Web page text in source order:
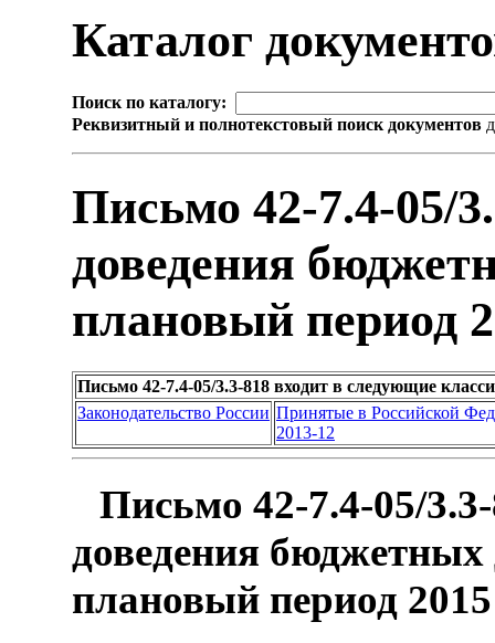
Каталог
Поиск по каталогу:
Реквизитный и полнотекстовый поиск документов
Письмо 42-7.4-05/
доведения
плановый период
Письмо 42-7.4-05/3.3-818 входит в следующие
Законодательство России Принятые в Российской
2013-12
Письмо 42-7.4-05/
доведения
плановый период